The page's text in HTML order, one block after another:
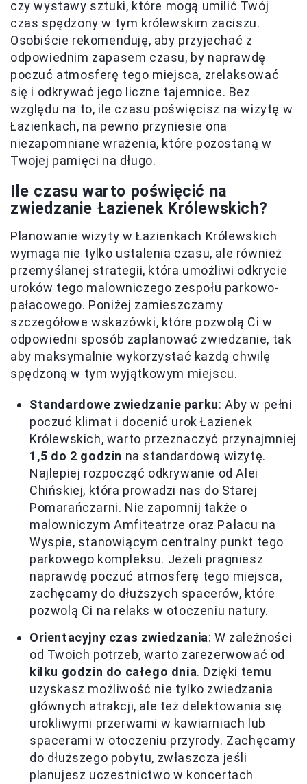
czy wystawy sztuki, które mogą umilić Twój
czas spędzony w tym królewskim zaciszu.
Osobiście rekomenduję, aby przyjechać z
odpowiednim zapasem czasu, by naprawdę
poczuć atmosferę tego miejsca, zrelaksować
się i odkrywać jego liczne tajemnice. Bez
względu na to, ile czasu poświęcisz na wizytę w
Łazienkach, na pewno przyniesie ona
niezapomniane wrażenia, które pozostaną w
Twojej pamięci na długo.
Ile czasu warto poświęcić na
zwiedzanie Łazienek Królewskich?
Planowanie wizyty w Łazienkach Królewskich
wymaga nie tylko ustalenia czasu, ale również
przemyślanej strategii, która umożliwi odkrycie
uroków tego malowniczego zespołu parkowo-
pałacowego. Poniżej zamieszczamy
szczegółowe wskazówki, które pozwolą Ci w
odpowiedni sposób zaplanować zwiedzanie, tak
aby maksymalnie wykorzystać każdą chwilę
spędzoną w tym wyjątkowym miejscu.
Standardowe zwiedzanie parku: Aby w pełni
poczuć klimat i docenić urok Łazienek
Królewskich, warto przeznaczyć przynajmniej
1,5 do 2 godzin na standardową wizytę.
Najlepiej rozpocząć odkrywanie od Alei
Chińskiej, która prowadzi nas do Starej
Pomarańczarni. Nie zapomnij także o
malowniczym Amfiteatrze oraz Pałacu na
Wyspie, stanowiącym centralny punkt tego
parkowego kompleksu. Jeżeli pragniesz
naprawdę poczuć atmosferę tego miejsca,
zachęcamy do dłuższych spacerów, które
pozwolą Ci na relaks w otoczeniu natury.
Orientacyjny czas zwiedzania: W zależności
od Twoich potrzeb, warto zarezerwować od
kilku godzin do całego dnia. Dzięki temu
uzyskasz możliwość nie tylko zwiedzania
głównych atrakcji, ale też delektowania się
urokliwymi przerwami w kawiarniach lub
spacerami w otoczeniu przyrody. Zachęcamy
do dłuższego pobytu, zwłaszcza jeśli
planujesz uczestnictwo w koncertach